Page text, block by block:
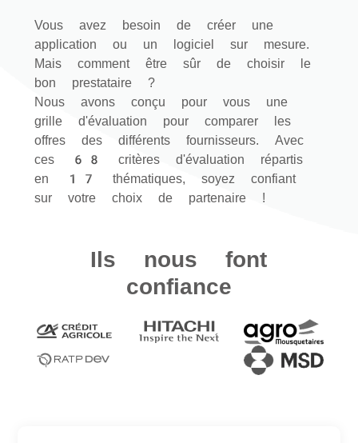
Vous avez besoin de créer une
application ou un logiciel sur mesure.
Mais comment être sûr de choisir le
bon prestataire ?
Nous avons conçu pour vous une
grille d'évaluation pour comparer les
offres des différents fournisseurs. Avec
ces 68 critères d'évaluation répartis
en 17 thématiques, soyez confiant
sur votre choix de partenaire !
Ils nous font
confiance